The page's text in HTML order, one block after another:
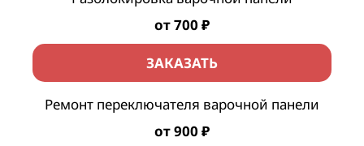
от 700 ₽
ЗАКАЗАТЬ
Ремонт переключателя варочной панели
от 900 ₽